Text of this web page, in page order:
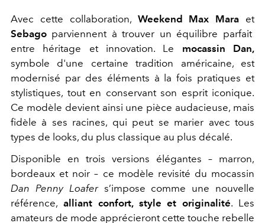
Avec cette collaboration, Weekend Max Mara et
Sebago parviennent à trouver un équilibre parfait
entre héritage et innovation. Le mocassin Dan,
symbole d'une certaine tradition américaine, est
modernisé par des éléments à la fois pratiques et
stylistiques, tout en conservant son esprit iconique.
Ce modèle devient ainsi une pièce audacieuse, mais
fidèle à ses racines, qui peut se marier avec tous
types de looks, du plus classique au plus décalé.
Disponible en trois versions élégantes – marron,
bordeaux et noir – ce modèle revisité du mocassin
Dan Penny Loafers’impose comme une nouvelle
référence, alliant confort, style et originalité. Les
amateurs de mode apprécieront cette touche rebelle